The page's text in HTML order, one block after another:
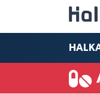
HALKA ARZ
SERMAYE